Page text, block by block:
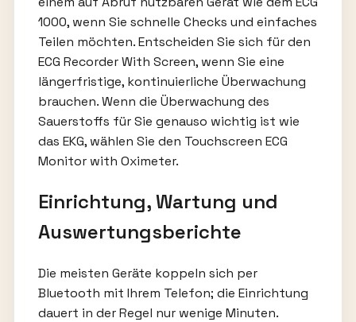
1000, wenn Sie schnelle Checks und einfaches
Teilen möchten. Entscheiden Sie sich für den
ECG Recorder With Screen, wenn Sie eine
längerfristige, kontinuierliche Überwachung
brauchen. Wenn die Überwachung des
Sauerstoffs für Sie genauso wichtig ist wie
das EKG, wählen Sie den Touchscreen ECG
Monitor with Oximeter.
Einrichtung, Wartung und
Auswertungsberichte
Die meisten Geräte koppeln sich per
Bluetooth mit Ihrem Telefon; die Einrichtung
dauert in der Regel nur wenige Minuten.